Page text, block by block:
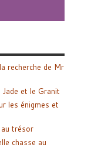
recherche de Mr
et le Granit
les énigmes et
au trésor
chasse au